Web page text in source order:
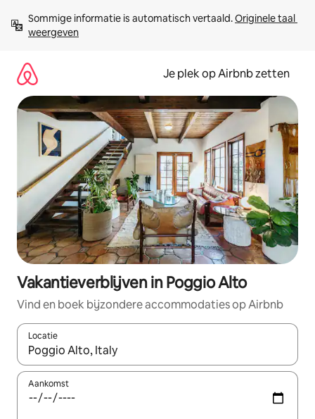
direct
naar
Sommige informatie is automatisch vertaald. Originele taal
weergeven
Je plek op Airbnb zetten
Vakantieverblijven in Poggio Alto
Vind en boek bijzondere accommodaties op Airbnb
Locatie
Wanneer er resultaten beschikbaar zijn, maak je een keuze
Aankomst